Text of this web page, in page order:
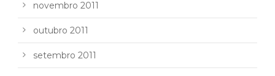
novembro 2011
outubro 2011
setembro 2011